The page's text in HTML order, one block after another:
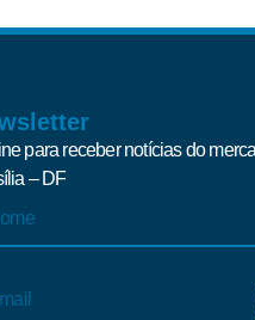
para receber notícias do
– DF